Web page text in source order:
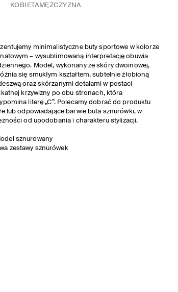
KOBIETA MĘŻCZYZNA
minimalistyczne buty sportowe w kolorze
– wysublimowaną interpretację obuwia
Model, wykonany ze skóry dwoinowej,
się smukłym kształtem, subtelnie żłobioną
oraz skórzanymi detalami w postaci
krzywizny po obu stronach, która
literę „C”. Polecamy dobrać do produktu
lub odpowiadające barwie buta sznurówki, w
od upodobania i charakteru stylizacji.
sznurowany
zestawy sznurówek